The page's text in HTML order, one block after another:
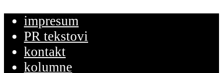
impresum
PR tekstovi
kontakt
kolumne